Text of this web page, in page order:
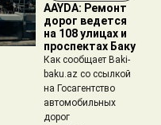
AAYDA: Ремонт
дорог ведется
на 108 улицах и
проспектах Баку
Как сообщает Baki-
baku.az со ссылкой
на Госагентство
автомобильных
дорог